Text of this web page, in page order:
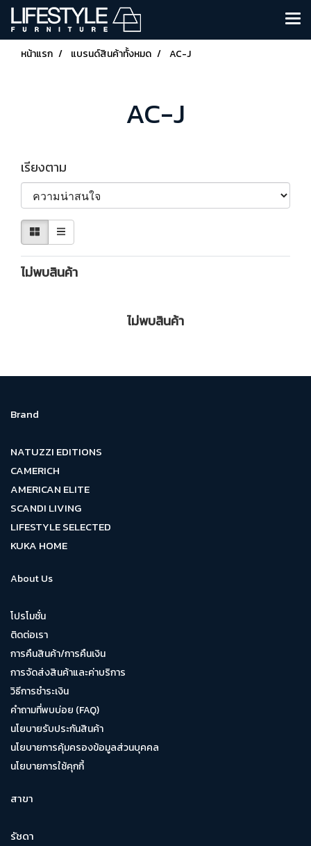
หน้าแรก แบรนด์สินค้าทั้งหมด AC-J
AC-J
เรียงตาม
ไม่พบสินค้า
ไม่พบสินค้า
Brand
NATUZZI EDITIONS
CAMERICH
AMERICAN ELITE
SCANDI LIVING
LIFESTYLE SELECTED
KUKA HOME
About Us
โปรโมชั่น
ติดต่อเรา
การคืนสินค้า/การคืนเงิน
การจัดส่งสินค้าและค่าบริการ
วิธีการชำระเงิน
คำถามที่พบบ่อย (FAQ)
นโยบายรับประกันสินค้า
นโยบายการคุ้มครองข้อมูลส่วนบุคคล
นโยบายการใช้คุกกี้
สาขา
รัชดา